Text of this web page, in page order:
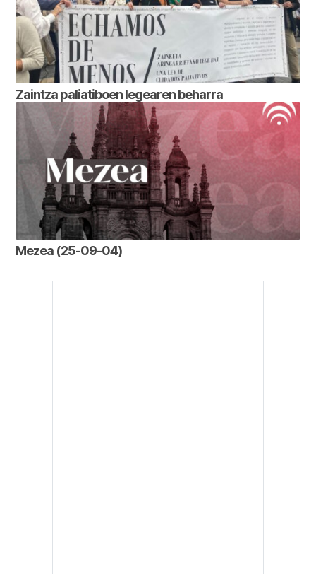
Zaintza paliatiboen legearen beharra
Mezea (25-09-04)